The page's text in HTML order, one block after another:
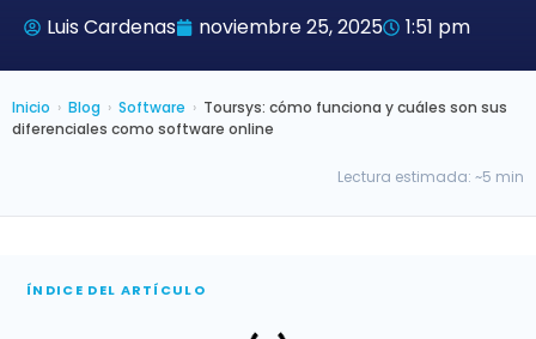
Luis Cardenas noviembre 25, 2025 1:51 pm
Inicio › Blog › Software › Toursys: cómo funciona y cuáles son sus
diferenciales como software online
Lectura estimada: ~5 min
ÍNDICE DEL ARTÍCULO